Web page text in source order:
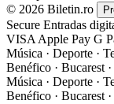
© 2026 Biletin.ro
Secure Entradas
VISA Apple Pay G
Música · Deporte ·
Benéfico · Bucarest
Música · Deporte ·
Benéfico · Bucarest